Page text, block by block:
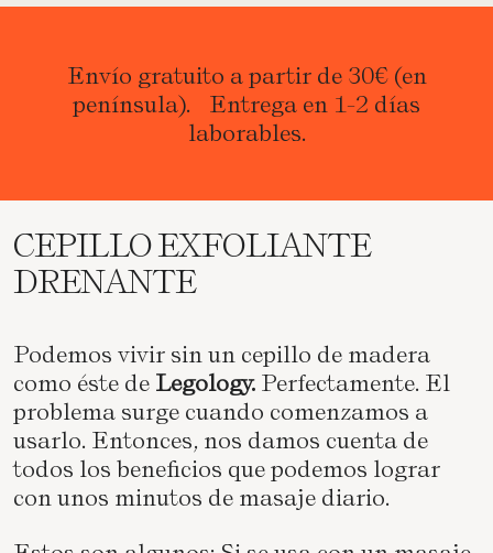
Envío gratuito a partir de 30€ (en
península). Entrega en 1-2 días
laborables.
CEPILLO EXFOLIANTE
DRENANTE
Podemos vivir sin un cepillo de madera
como éste de Legology. Perfectamente. El
problema surge cuando comenzamos a
usarlo. Entonces, nos damos cuenta de
todos los beneficios que podemos lograr
con unos minutos de masaje diario.